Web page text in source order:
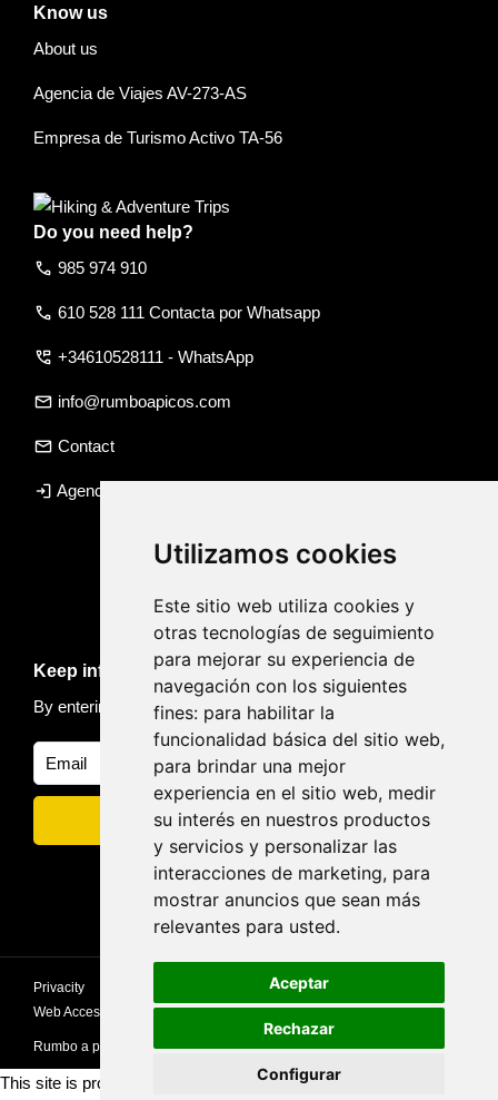
Utilizamos cookies
Este sitio web utiliza cookies y
otras tecnologías de seguimiento
para mejorar su experiencia de
navegación con los siguientes
fines: para habilitar la
funcionalidad básica del sitio web,
para brindar una mejor
experiencia en el sitio web, medir
su interés en nuestros productos
y servicios y personalizar las
interacciones de marketing, para
mostrar anuncios que sean más
relevantes para usted.
Aceptar
Rechazar
Configurar
Know us
About us
Agencia de Viajes AV-273-AS
Empresa de Turismo Activo TA-56
Do you need help?
call 985 974 910
call 610 528 111 Contacta por Whatsapp
perm_phone_msg +34610528111 - WhatsApp
email info@rumboapicos.com
email Contact
login Agency access
Keep informed of news and trips
By entering your email, you accept our Privacy policy
Privacity
Privacy Policy
Web Accessibility Statement
Rumbo a picos
This site is protected by reCAPTCHA and the Google